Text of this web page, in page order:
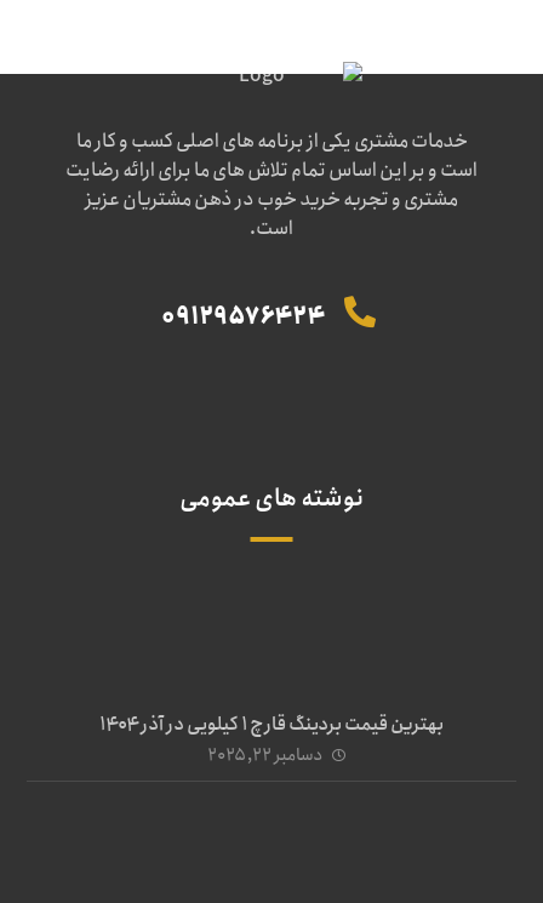
خدمات مشتری یکی از برنامه های اصلی کسب و کار ما
است و بر این اساس تمام تلاش های ما برای ارائه رضایت
مشتری و تجربه خرید خوب در ذهن مشتریان عزیز
است.
09129576424
نوشته های عمومی
بهترین قیمت بردینگ قارچ 1 کیلویی در آذر ۱۴۰۴
دسامبر ۲۲, ۲۰۲۵